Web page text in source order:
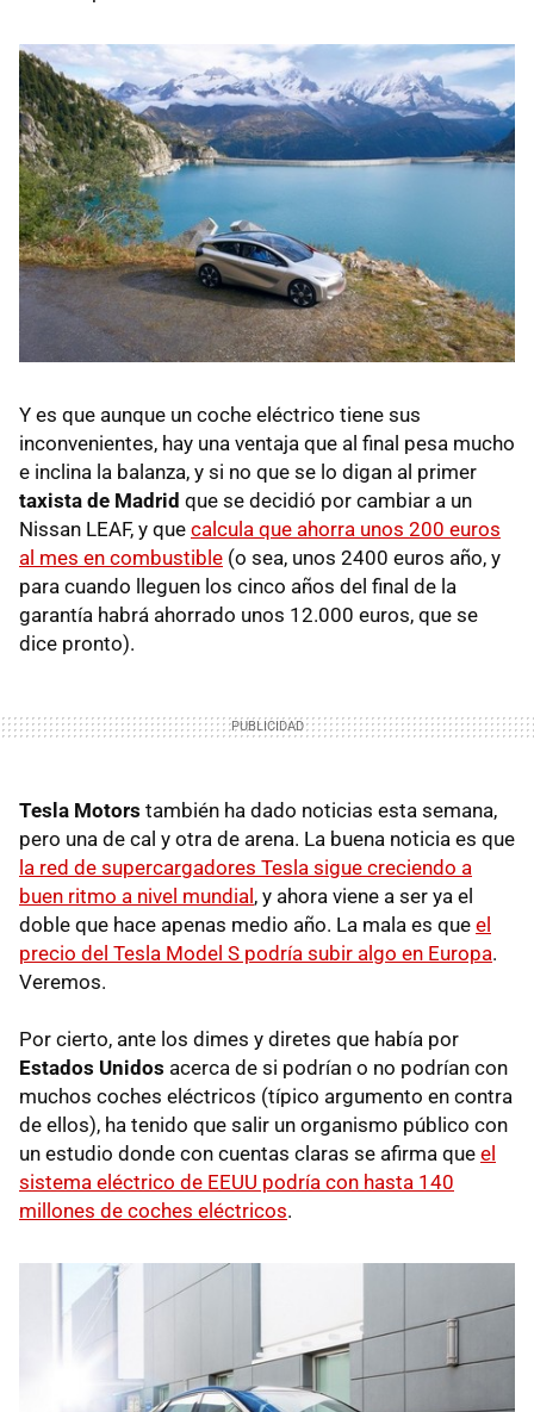
Y es que aunque un coche eléctrico tiene sus
inconvenientes, hay una ventaja que al final pesa mucho
e inclina la balanza, y si no que se lo digan al primer
taxista de Madrid que se decidió por cambiar a un
Nissan LEAF, y que calcula que ahorra unos 200 euros
al mes en combustible (o sea, unos 2400 euros año, y
para cuando lleguen los cinco años del final de la
garantía habrá ahorrado unos 12.000 euros, que se
dice pronto).
Tesla Motors también ha dado noticias esta semana,
pero una de cal y otra de arena. La buena noticia es que
la red de supercargadores Tesla sigue creciendo a
buen ritmo a nivel mundial, y ahora viene a ser ya el
doble que hace apenas medio año. La mala es que el
precio del Tesla Model S podría subir algo en Europa.
Veremos.
Por cierto, ante los dimes y diretes que había por
Estados Unidos acerca de si podrían o no podrían con
muchos coches eléctricos (típico argumento en contra
de ellos), ha tenido que salir un organismo público con
un estudio donde con cuentas claras se afirma que el
sistema eléctrico de EEUU podría con hasta 140
millones de coches eléctricos.